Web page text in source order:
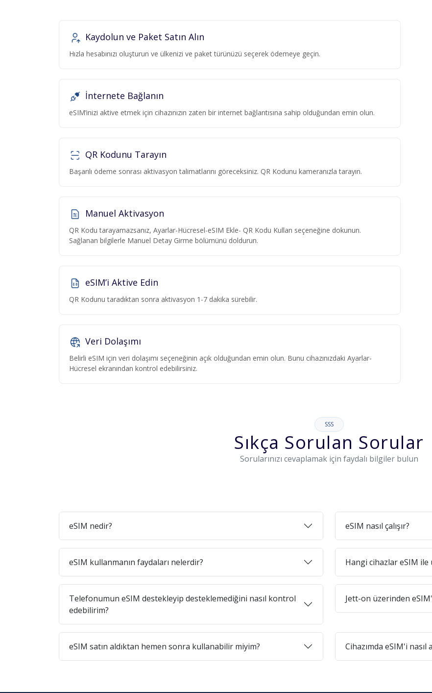
Kaydolun ve Paket Satın Alın
Hızla hesabınızı oluşturun ve ülkenizi ve paket türünüzü seçerek ödemeye geçin.
İnternete Bağlanın
eSIM’inizi aktive etmek için cihazınızın zaten bir internet bağlantısına sahip olduğundan emin olun.
QR Kodunu Tarayın
Başarılı ödeme sonrası aktivasyon talimatlarını göreceksiniz. QR Kodunu kameranızla tarayın.
Manuel Aktivasyon
QR Kodu tarayamazsanız, Ayarlar-Hücresel-eSIM Ekle- QR Kodu Kullan seçeneğine dokunun.
Sağlanan bilgilerle Manuel Detay Girme bölümünü doldurun.
eSIM’i Aktive Edin
QR Kodunu taradıktan sonra aktivasyon 1-7 dakika sürebilir.
Veri Dolaşımı
Belirli eSIM için veri dolaşımı seçeneğinin açık olduğundan emin olun. Bunu cihazınızdaki Ayarlar-
Hücresel ekranından kontrol edebilirsiniz.
SSS
Sıkça Sorulan Sorular
Sorularınızı cevaplamak için faydalı bilgiler bulun
eSIM nedir? eSIM nasıl çalışır?
eSIM kullanmanın faydaları nelerdir? Hangi cihazlar eSIM ile
Telefonumun eSIM destekleyip desteklemediğini nasıl kontrol
edebilirim?
Jett-on üzerinden
eSIM satın aldıktan hemen sonra kullanabilir miyim? Cihazımda eSIM'i nasıl